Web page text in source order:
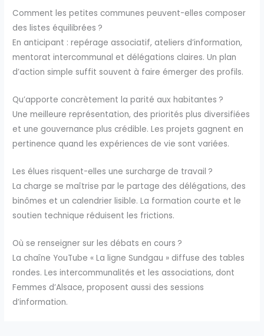
Comment les petites communes peuvent-elles composer
des listes équilibrées ?
En anticipant : repérage associatif, ateliers d’information,
mentorat intercommunal et délégations claires. Un plan
d’action simple suffit souvent à faire émerger des profils.
Qu’apporte concrètement la parité aux habitantes ?
Une meilleure représentation, des priorités plus diversifiées
et une gouvernance plus crédible. Les projets gagnent en
pertinence quand les expériences de vie sont variées.
Les élues risquent-elles une surcharge de travail ?
La charge se maîtrise par le partage des délégations, des
binômes et un calendrier lisible. La formation courte et le
soutien technique réduisent les frictions.
Où se renseigner sur les débats en cours ?
La chaîne YouTube « La ligne Sundgau » diffuse des tables
rondes. Les intercommunalités et les associations, dont
Femmes d’Alsace, proposent aussi des sessions
d’information.